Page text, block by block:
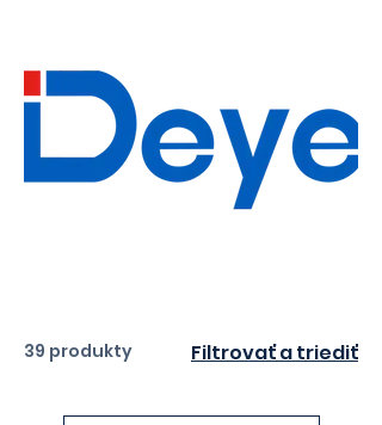
39 produkty Filtrovať a triediť